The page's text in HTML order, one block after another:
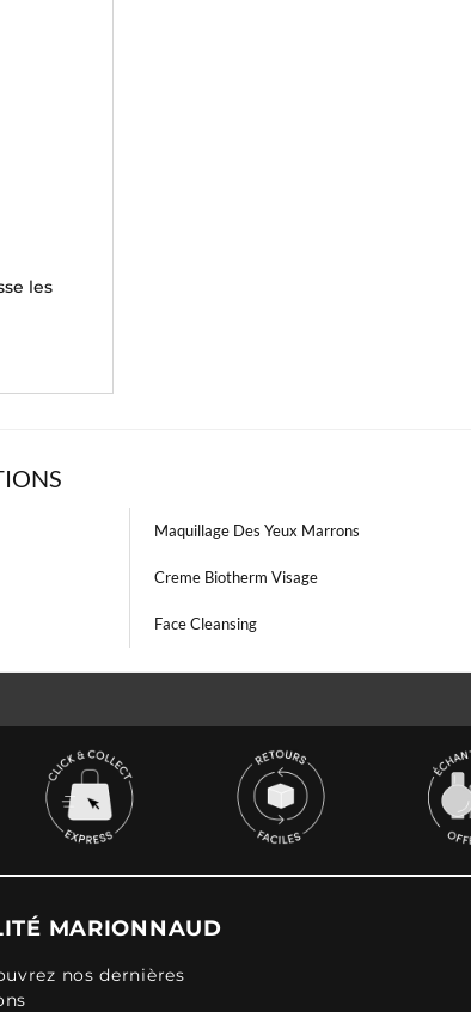
les
Maquillage Des Yeux Marrons
Creme Biotherm Visage
Face Cleansing
MARIONNAUD
nos dernières